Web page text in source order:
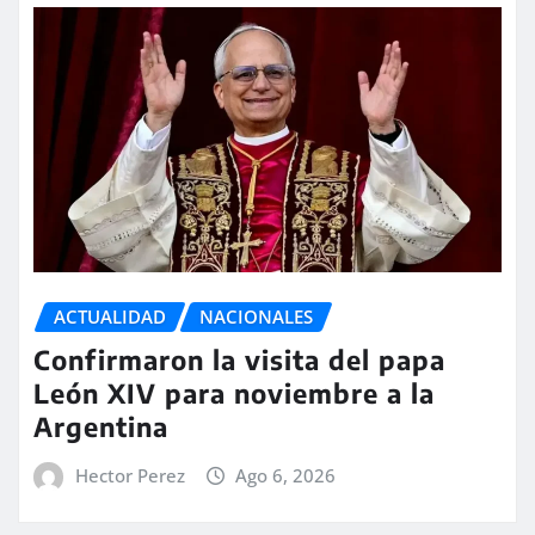
ACTUALIDAD NACIONALES
Confirmaron la visita del papa
León XIV para noviembre a la
Argentina
Hector Perez Ago 6, 2026